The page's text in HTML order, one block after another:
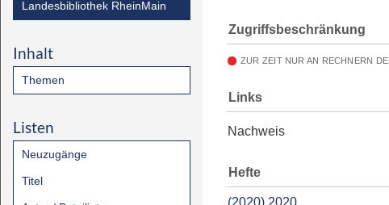
Landesbibliothek RheinMain
Inhalt
Themen
Listen
Neuzugänge
Titel
Zugriffsbeschränkung
ZUR ZEIT NUR AN RECHNERN
Links
Nachweis
Hefte
(2020) 2020